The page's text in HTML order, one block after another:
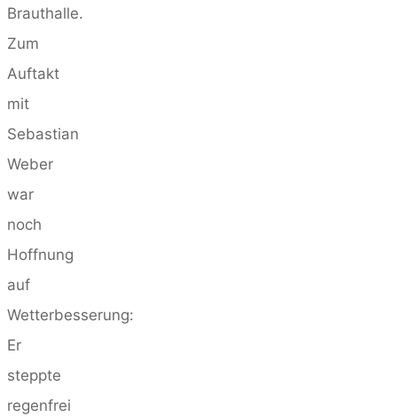
Brauthalle.
Zum
Auftakt
mit
Sebastian
Weber
war
noch
Hoffnung
auf
Wetterbesserung:
Er
steppte
regenfrei